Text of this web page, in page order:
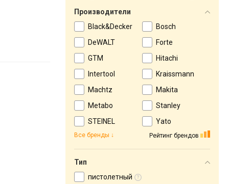
Производители
Black&Decker
Bosch
DeWALT
Forte
GTM
Hitachi
Intertool
Kraissmann
Machtz
Makita
Metabo
Stanley
STEINEL
Yato
Рейтинг брендов
Все бренды
Тип
пистолетный